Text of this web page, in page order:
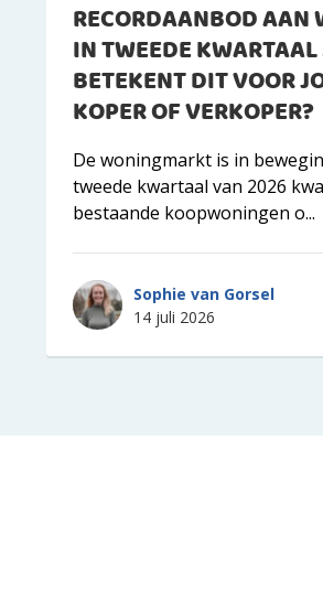
RECORDAANBOD AAN
IN TWEEDE
BETEKENT DIT VOOR
KOPER OF VERKOPER?
De woningmarkt is in
tweede kwartaal van 2026
bestaande koopwoningen o...
Sophie van Gorsel
14 juli 2026